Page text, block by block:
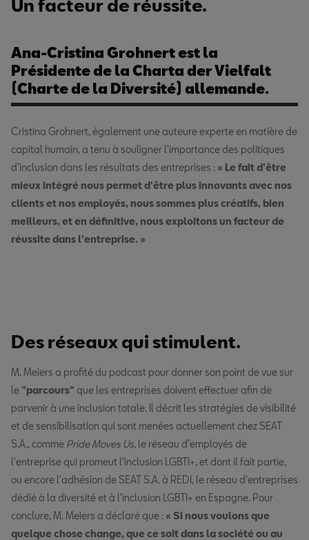
Un facteur de réussite.
Ana-Cristina Grohnert est la
Présidente de la Charta der Vielfalt
(Charte de la Diversité) allemande.
Cristina Grohnert, également une auteure experte en matière de
capital humain, a tenu à souligner l'importance des politiques
d'inclusion dans les résultats des entreprises : « Le fait d'être
mieux intégré nous permet d'être plus innovants avec nos
clients et nos employés, nous sommes plus créatifs, bien
meilleurs, et en définitive, nous exploitons un facteur de
réussite dans l'entreprise. »
Des réseaux qui stimulent.
M. Meiers a profité du podcast pour donner son point de vue sur
le "parcours" que les entreprises doivent effectuer afin de
parvenir à une inclusion totale. Il décrit les stratégies de visibilité
et de sensibilisation qui sont menées actuellement chez SEAT
S.A., comme Pride Moves Us, le réseau d'employés de
l'entreprise qui promeut l'inclusion LGBTI+, et dont il fait partie,
ou encore l'adhésion de SEAT S.A. à REDI, le réseau d'entreprises
dédié à la diversité et à l'inclusion LGBTI+ en Espagne. Pour
conclure, M. Meiers a déclaré que : « Si nous voulons que
quelque chose change, que ce soit dans la société ou au